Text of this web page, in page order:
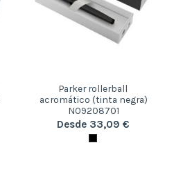
Parker rollerball
acromático (tinta negra)
N09208701
Desde 33,09 €